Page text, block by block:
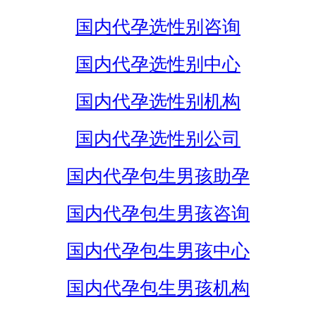
国内代孕选性别咨询
国内代孕选性别中心
国内代孕选性别机构
国内代孕选性别公司
国内代孕包生男孩助孕
国内代孕包生男孩咨询
国内代孕包生男孩中心
国内代孕包生男孩机构